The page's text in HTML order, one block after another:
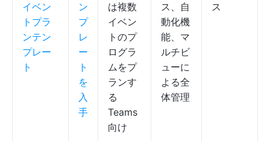
イベン
トプラ
ンテン
プレー
ト
ン
プ
レ
ー
ト
を
入
手
は複数
イベン
トのプ
ログラ
ムをプ
ランす
る
Teams
向け
ス、自
動化機
能、マ
ルチビ
ューに
よる全
体管理
ス